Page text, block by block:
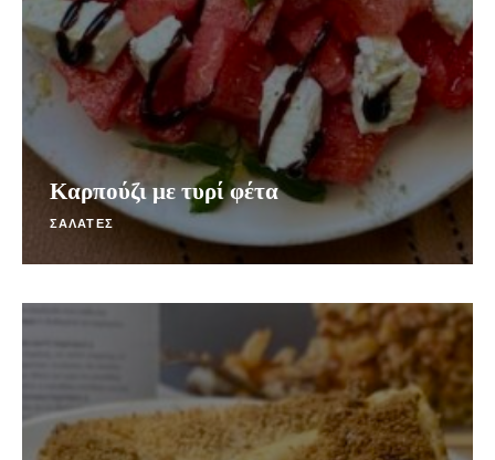
Καρπούζι με τυρί φέτα
ΣΑΛΑΤΕΣ